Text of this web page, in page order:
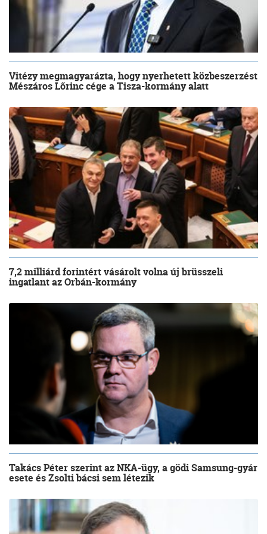
Vitézy megmagyarázta, hogy nyerhetett közbeszerzést
Mészáros Lőrinc cége a Tisza-kormány alatt
7,2 milliárd forintért vásárolt volna új brüsszeli
ingatlant az Orbán-kormány
Takács Péter szerint az NKA-ügy, a gödi Samsung-gyár
esete és Zsolti bácsi sem létezik